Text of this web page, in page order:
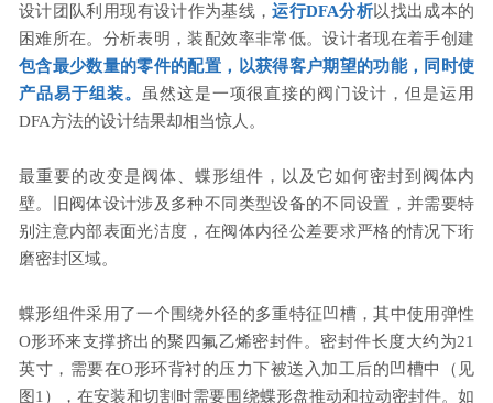
设计团队利用现有设计作为基线，运行DFA分析以找出成本的
困难所在。分析表明，装配效率非常低。设计者现在着手创建
包含最少数量的零件的配置，以获得客户期望的功能，同时使
产品易于组装。
虽然这是一项很直接的阀门设计，但是运用
DFA方法的设计结果却相当惊人。
最重要的改变是阀体、蝶形组件，以及它如何密封到阀体内
壁。旧阀体设计涉及多种不同类型设备的不同设置，并需要特
别注意内部表面光洁度，在阀体内径公差要求严格的情况下珩
磨密封区域。
蝶形组件采用了一个围绕外径的多重特征凹槽，其中使用弹性
O形环来支撑挤出的聚四氟乙烯密封件。密封件长度大约为21
英寸，需要在O形环背衬的压力下被送入加工后的凹槽中（见
图1），在安装和切割时需要围绕蝶形盘推动和拉动密封件。如